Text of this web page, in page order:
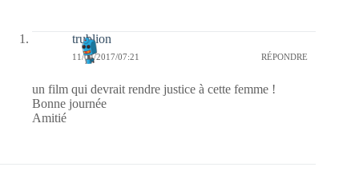
trublion
11/04/2017/07:21 RÉPONDRE
un film qui devrait rendre justice à cette femme !
Bonne journée
Amitié